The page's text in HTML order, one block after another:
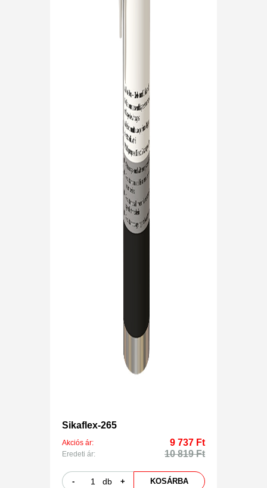
Sikaflex-265
Akciós ár: 9 737 Ft
Eredeti ár: 10 819 Ft
- db + KOSÁRBA